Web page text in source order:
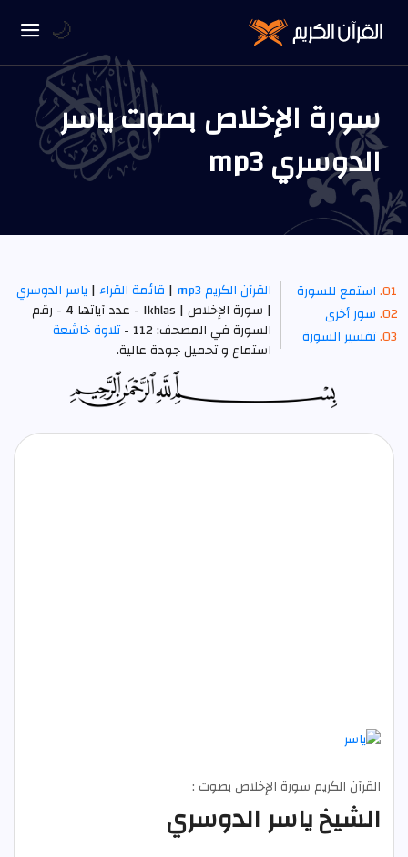
سورة الإخلاص بصوت ياسر
الدوسري mp3
استمع للسورة
سور أخرى
تفسير السورة
القرآن الكريم mp3 | قائمة القراء|ياسر الدوسري
| سورة الإخلاص | Ikhlas - عدد آياتها 4 - رقم
السورة في المصحف: 112 -
تلاوة خاشعة
استماع و تحميل جودة عالية.
القرآن الكريم سورة الإخلاص بصوت :
الشيخ ياسر الدوسري
🌙